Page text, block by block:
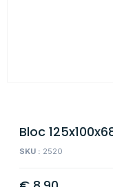
Bloc
SKU : 2520